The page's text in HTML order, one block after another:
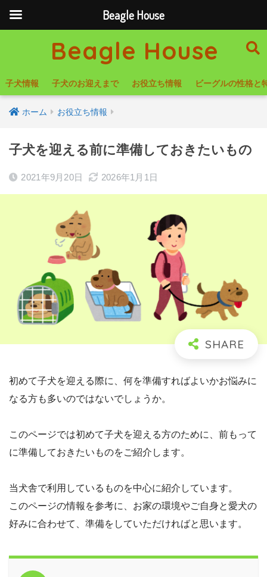
Beagle House
子犬情報 子犬のお迎えまで お役立ち情報 ビーグルの性格と
ホーム お役立ち情報
子犬を迎える前に準備しておきたいもの
2021年9月20日 2026年1月1日
初めて子犬を迎える際に、何を準備すればよいかお悩みに
なる方も多いのではないでしょうか。
このページでは初めて子犬を迎える方のために、前もって
に準備しておきたいものをご紹介します。
当犬舎で利用しているものを中心に紹介しています。
このページの情報を参考に、お家の環境やご自身と愛犬の
好みに合わせて、準備をしていただければと思います。
Beagle House